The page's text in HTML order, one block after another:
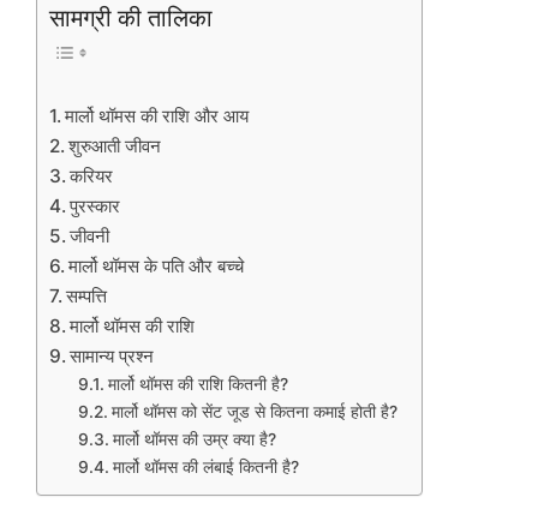
सामग्री की तालिका
मार्लो थॉमस की राशि और आय
शुरुआती जीवन
करियर
पुरस्कार
जीवनी
मार्लो थॉमस के पति और बच्चे
सम्पत्ति
मार्लो थॉमस की राशि
सामान्य प्रश्न
मार्लो थॉमस की राशि कितनी है?
मार्लो थॉमस को सेंट जूड से कितना कमाई होती है?
मार्लो थॉमस की उम्र क्या है?
मार्लो थॉमस की लंबाई कितनी है?